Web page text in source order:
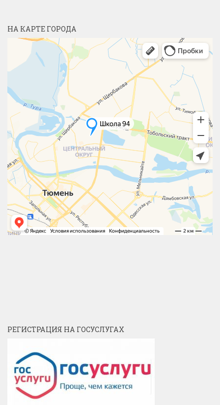
НА КАРТЕ ГОРОДА
РЕГИСТРАЦИЯ НА ГОСУСЛУГАХ